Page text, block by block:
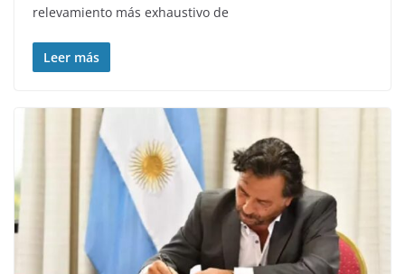
relevamiento más exhaustivo de
Leer más